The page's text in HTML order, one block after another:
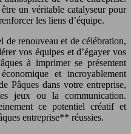
un véritable catalyseur pour
les liens d’équipe.
de renouveau et de célébration,
vos équipes et d’égayer vos
à imprimer se présentent
et incroyablement
Pâques dans votre entreprise,
jeux ou la communication.
ce potentiel créatif et
entreprise** réussies.